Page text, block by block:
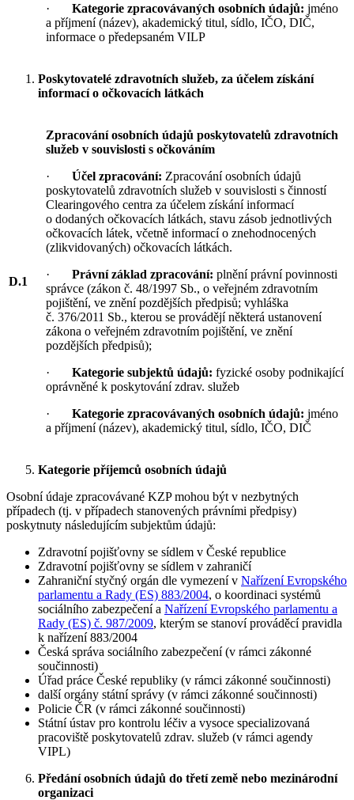
· Kategorie zpracovávaných osobních údajů: jméno
a příjmení (název), akademický titul, sídlo, IČO, DIČ,
informace o předepsaném VILP
Poskytovatelé zdravotních služeb, za účelem získání
informací o očkovacích látkách
D.1
Zpracování osobních údajů poskytovatelů zdravotních
služeb v souvislosti s očkováním
· Účel zpracování: Zpracování osobních údajů
poskytovatelů zdravotních služeb v souvislosti s činností
Clearingového centra za účelem získání informací
o dodaných očkovacích látkách, stavu zásob jednotlivých
očkovacích látek, včetně informací o znehodnocených
(zlikvidovaných) očkovacích látkách.
· Právní základ zpracování: plnění právní povinnosti
správce (zákon č. 48/1997 Sb., o veřejném zdravotním
pojištění, ve znění pozdějších předpisů; vyhláška
č. 376/2011 Sb., kterou se provádějí některá ustanovení
zákona o veřejném zdravotním pojištění, ve znění
pozdějších předpisů);
· Kategorie subjektů údajů: fyzické osoby podnikající
oprávněné k poskytování zdrav. služeb
· Kategorie zpracovávaných osobních údajů: jméno
a příjmení (název), akademický titul, sídlo, IČO, DIČ
Kategorie příjemců osobních údajů
Osobní údaje zpracovávané KZP mohou být v nezbytných
případech (tj. v případech stanovených právními předpisy)
poskytnuty následujícím subjektům údajů:
Zdravotní pojišťovny se sídlem v České republice
Zdravotní pojišťovny se sídlem v zahraničí
Zahraniční styčný orgán dle vymezení v Nařízení Evropského
parlamentu a Rady (ES) 883/2004, o koordinaci systémů
sociálního zabezpečení a Nařízení Evropského parlamentu a
Rady (ES) č. 987/2009, kterým se stanoví prováděcí pravidla
k nařízení 883/2004
Česká správa sociálního zabezpečení (v rámci zákonné
součinnosti)
Úřad práce České republiky (v rámci zákonné součinnosti)
další orgány státní správy (v rámci zákonné součinnosti)
Policie ČR (v rámci zákonné součinnosti)
Státní ústav pro kontrolu léčiv a vysoce specializovaná
pracoviště poskytovatelů zdrav. služeb (v rámci agendy
VIPL)
Předání osobních údajů do třetí země nebo mezinárodní
organizaci